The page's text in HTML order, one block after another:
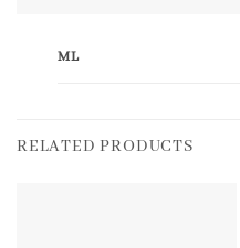
ML
RELATED PRODUCTS